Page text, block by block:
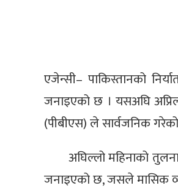
एजेन्सी– पाकिस्तानको
जनाइएको छ । यसअघि
(पीबीएस) ले सार्वजनिक
अघिल्लो महिनाको
जनाइएको छ, जसले मासिक